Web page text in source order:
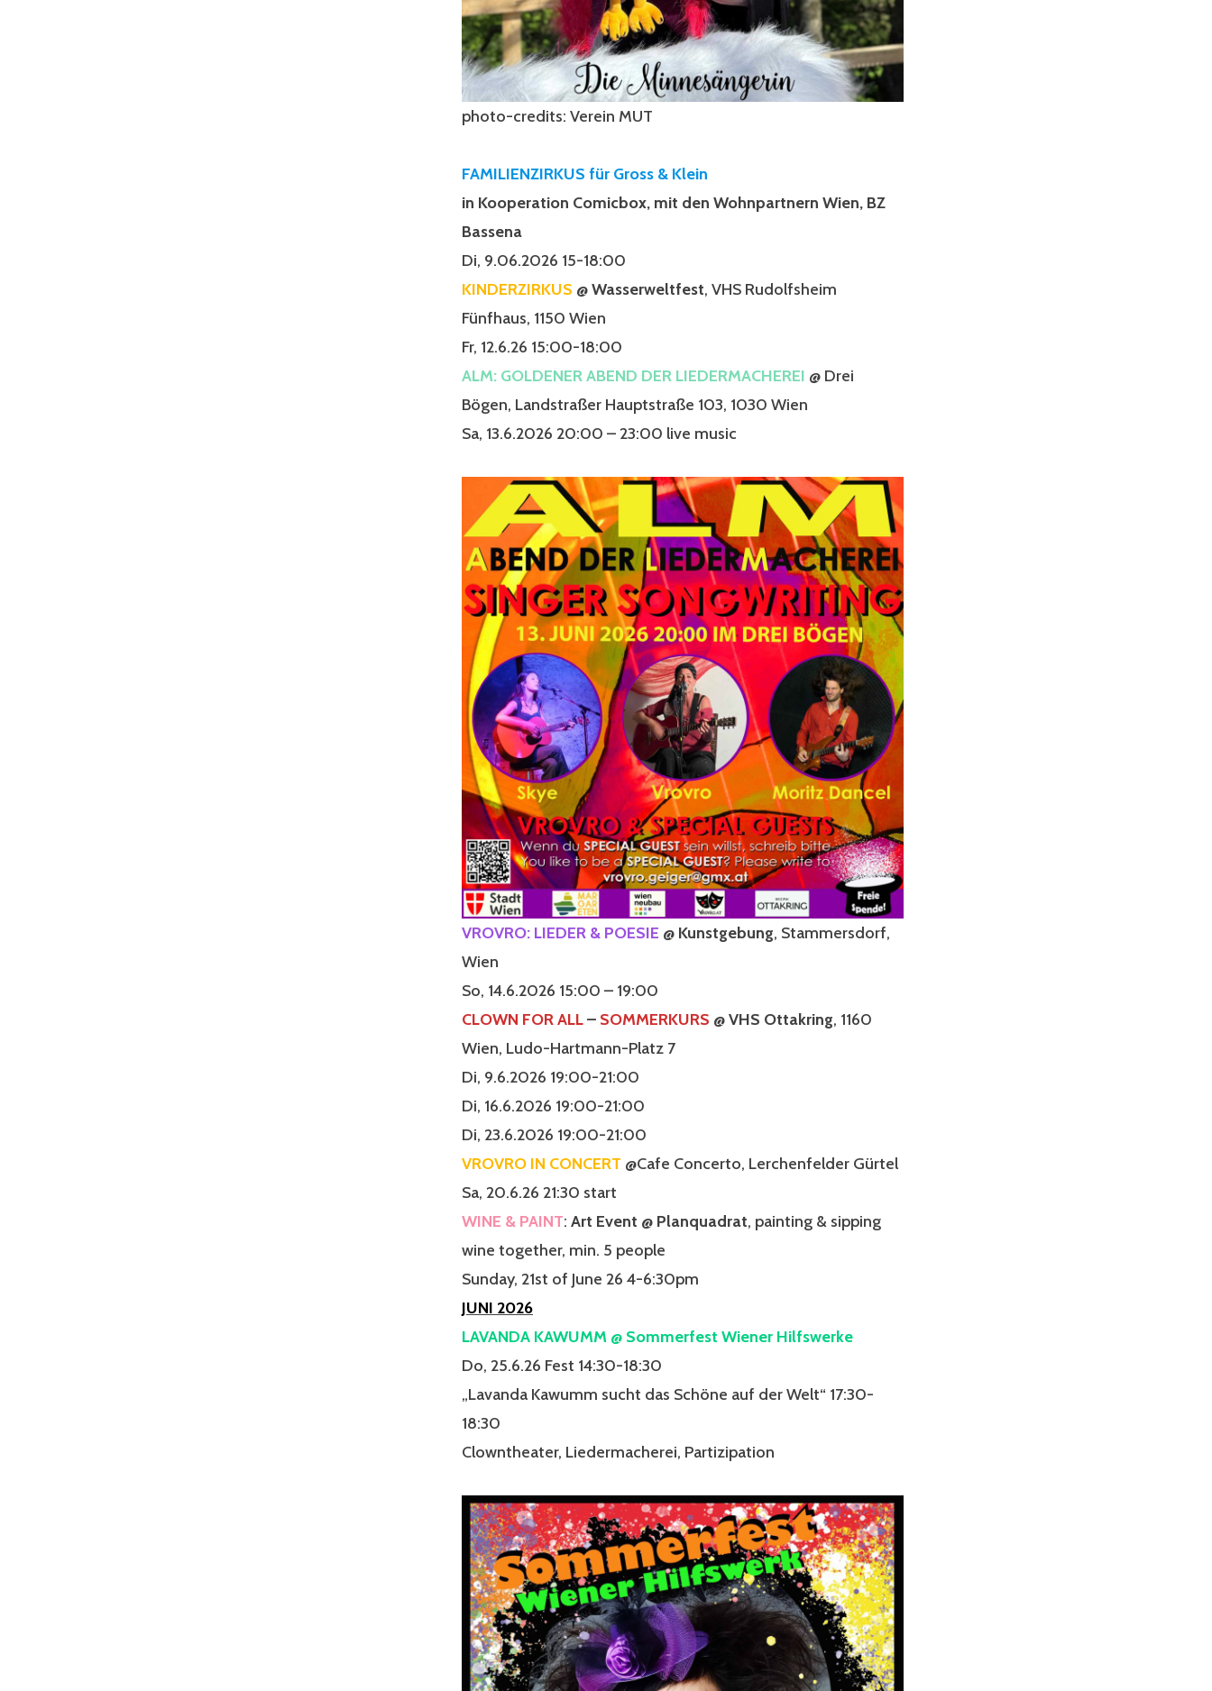
photo-credits: Verein MUT
FAMILIENZIRKUS für Gross & Klein
in Kooperation Comicbox, mit den Wohnpartnern Wien, BZ
Bassena
Di, 9.06.2026 15-18:00
KINDERZIRKUS @ Wasserweltfest, VHS Rudolfsheim
Fünfhaus, 1150 Wien
Fr, 12.6.26 15:00-18:00
ALM: GOLDENER ABEND DER LIEDERMACHEREI @ Drei
Bögen, Landstraßer Hauptstraße 103, 1030 Wien
Sa, 13.6.2026 20:00 – 23:00 live music
VROVRO: LIEDER & POESIE @ Kunstgebung, Stammersdorf,
Wien
So, 14.6.2026 15:00 – 19:00
CLOWN FOR ALL– SOMMERKURS @ VHS Ottakring, 1160
Wien, Ludo-Hartmann-Platz 7
Di, 9.6.2026 19:00-21:00
Di, 16.6.2026 19:00-21:00
Di, 23.6.2026 19:00-21:00
VROVRO IN CONCERT @Cafe Concerto, Lerchenfelder Gürtel
Sa, 20.6.26 21:30 start
WINE & PAINT: Art Event @ Planquadrat, painting & sipping
wine together, min. 5 people
Sunday, 21st of June 26 4-6:30pm
JUNI 2026
LAVANDA KAWUMM @ Sommerfest Wiener Hilfswerke
Do, 25.6.26 Fest 14:30-18:30
„Lavanda Kawumm sucht das Schöne auf der Welt“ 17:30-
18:30
Clowntheater, Liedermacherei, Partizipation